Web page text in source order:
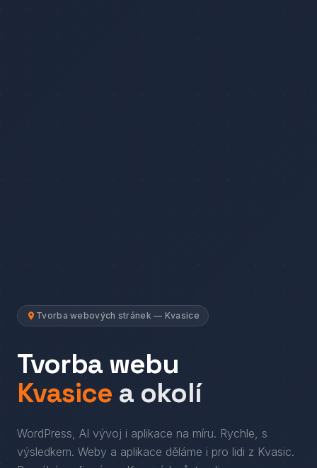
Tvorba webových stránek — Kvasice
Tvorba webu
Kvasice a okolí
WordPress, AI vývoj i aplikace na míru. Rychle, s
výsledkem. Weby a aplikace děláme i pro lidi z Kvasic.